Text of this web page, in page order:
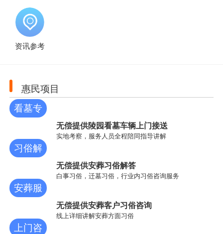
资讯参考
惠民项目
看墓专
无偿提供陵园看墓车辆上门接送
实地考察，服务人员全程陪同指导讲解
习俗解
无偿提供安葬习俗解答
白事习俗，迁墓习俗，行业内习俗咨询服务
安葬服
无偿提供安葬客户习俗咨询
线上详细讲解安葬方面习俗
上门咨